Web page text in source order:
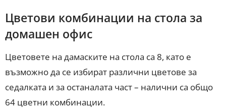
Цветови комбинации на стола за
домашен офис
Цветовете на дамаските на стола са 8, като е
възможно да се избират различни цветове за
седалката и за останалата част – налични са общо
64 цветни комбинации.